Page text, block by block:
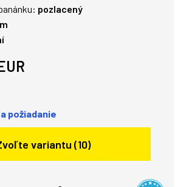
pozlacený
požiadanie
variantu (10)